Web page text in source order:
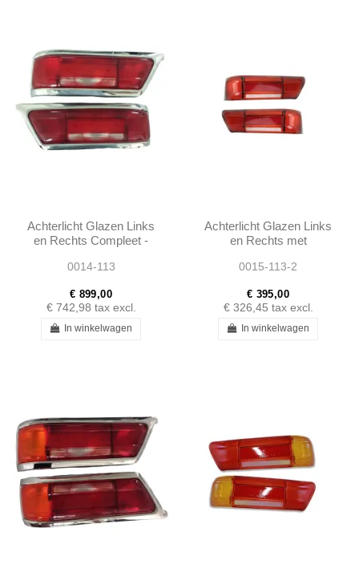
Achterlicht Glazen Links
en Rechts Compleet -
280SL - 1138260252 -...
0014-113
€ 899,00
€ 742,98 tax excl.
In winkelwagen
Achterlicht Glazen Links
en Rechts met
250SL EARLY 280SL
0015-113-2
€ 395,00
€ 326,45 tax excl.
In winkelwagen